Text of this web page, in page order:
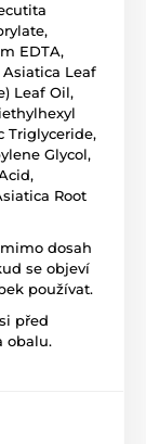
EDTA,
Leaf
Leaf Oil,
Triglyceride,
Glycol,
Root
dosah
se objeví
používat.
před
obalu.